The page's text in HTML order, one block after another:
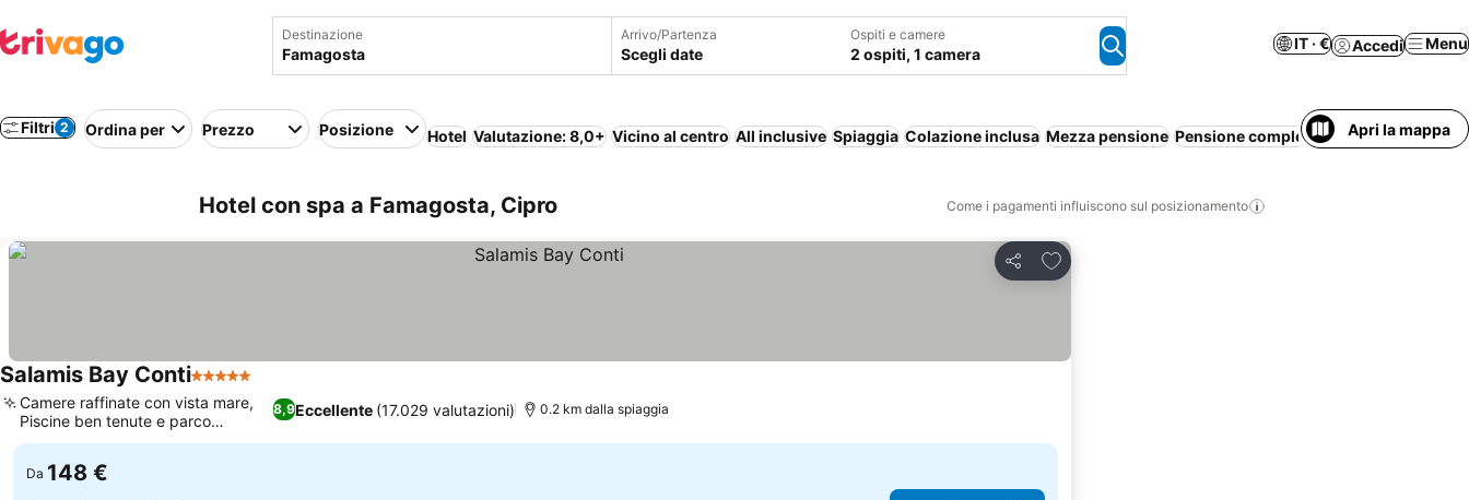
Destinazione Arrivo/Partenza
Scegli date
Ospiti e camere
2 ospiti, 1 camera
IT · € Accedi Menu
Filtri 2 Ordina per Prezzo Posizione Hotel Valutazione: 8,0+ Vicino al centro All inclusive Spiaggia Colazione inclusa Mezza pensione Pensione completa Piscina Resort
Apri la mappa
Hotel con spa a Famagosta, Cipro Come i pagamenti influiscono sul posizionamento
Condividi
Aggiungi ai preferiti
Salamis Bay Conti5 Stelle
8,9Eccellente (17.029 valutazioni)
Camere raffinate con vista mare,
Piscine ben tenute e parco
acquatico
0.2 km dalla spiaggia
Da 148 €